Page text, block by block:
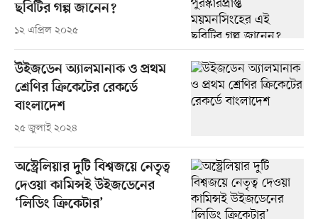
ছবিটির গল্প জানেন?
১২ এপ্রিল ২০২৫
উইজডেন অ্যালমানাক ও প্রথম
শ্রেণির ক্রিকেটের রেকর্ডে
বাংলাদেশ
২৫ জুলাই ২০২৪
অস্ট্রেলিয়ার দুটি বিশ্বজয়ে নেতৃত্ব
দেওয়া কামিন্সই উইজডেনের
‘লিডিং ক্রিকেটার’